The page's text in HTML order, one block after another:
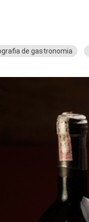
de gastronomia